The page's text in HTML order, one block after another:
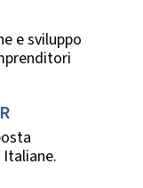
e sviluppo